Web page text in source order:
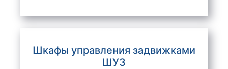
Шкафы управления задвижками
ШУЗ